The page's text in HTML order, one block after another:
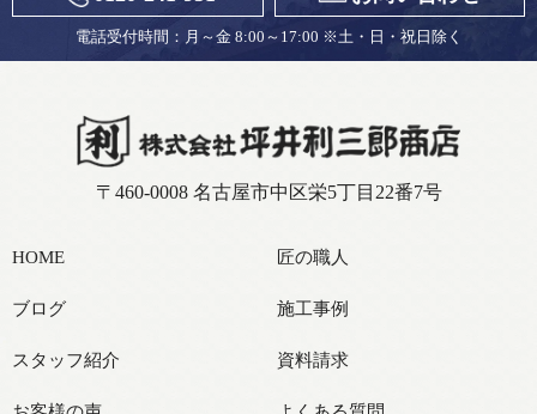
電話受付時間：月～金 8:00～17:00 ※土・日・祝日除く
〒460-0008 名古屋市中区栄5丁目22番7号
HOME 匠の職人
ブログ 施工事例
スタッフ紹介 資料請求